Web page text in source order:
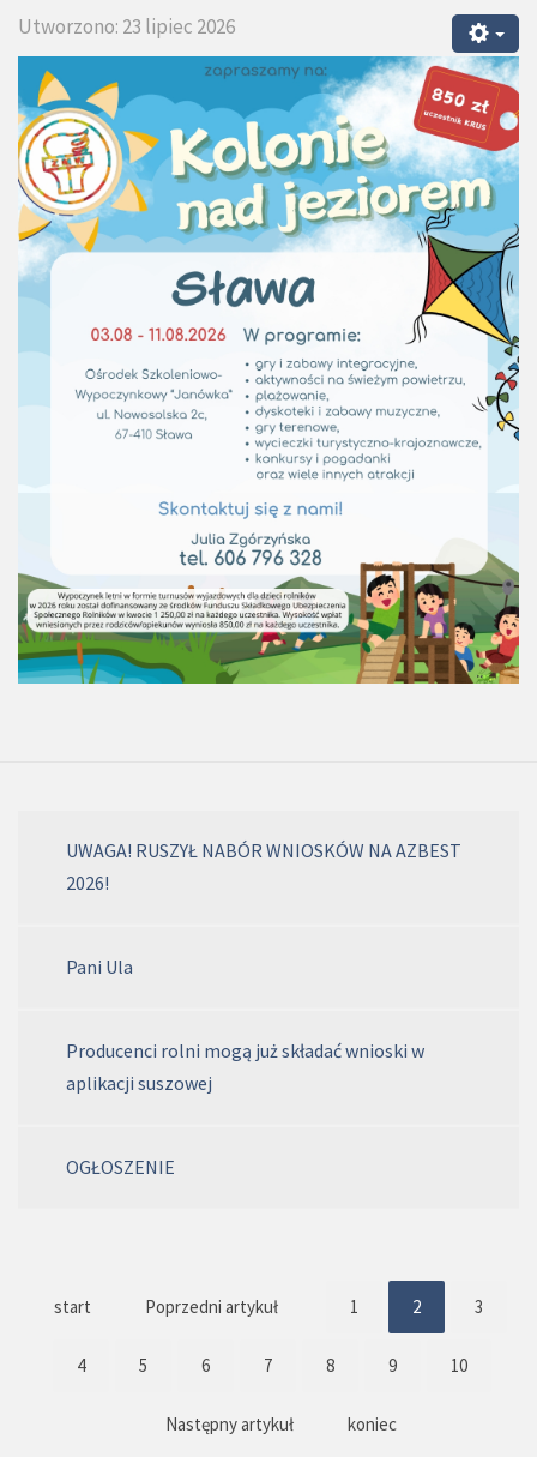
Utworzono: 23 lipiec 2026
UWAGA! RUSZYŁ NABÓR WNIOSKÓW NA AZBEST
2026!
Pani Ula
Producenci rolni mogą już składać wnioski w
aplikacji suszowej
OGŁOSZENIE
start Poprzedni artykuł 1 2 3
4 5 6 7 8 9 10
Następny artykuł koniec